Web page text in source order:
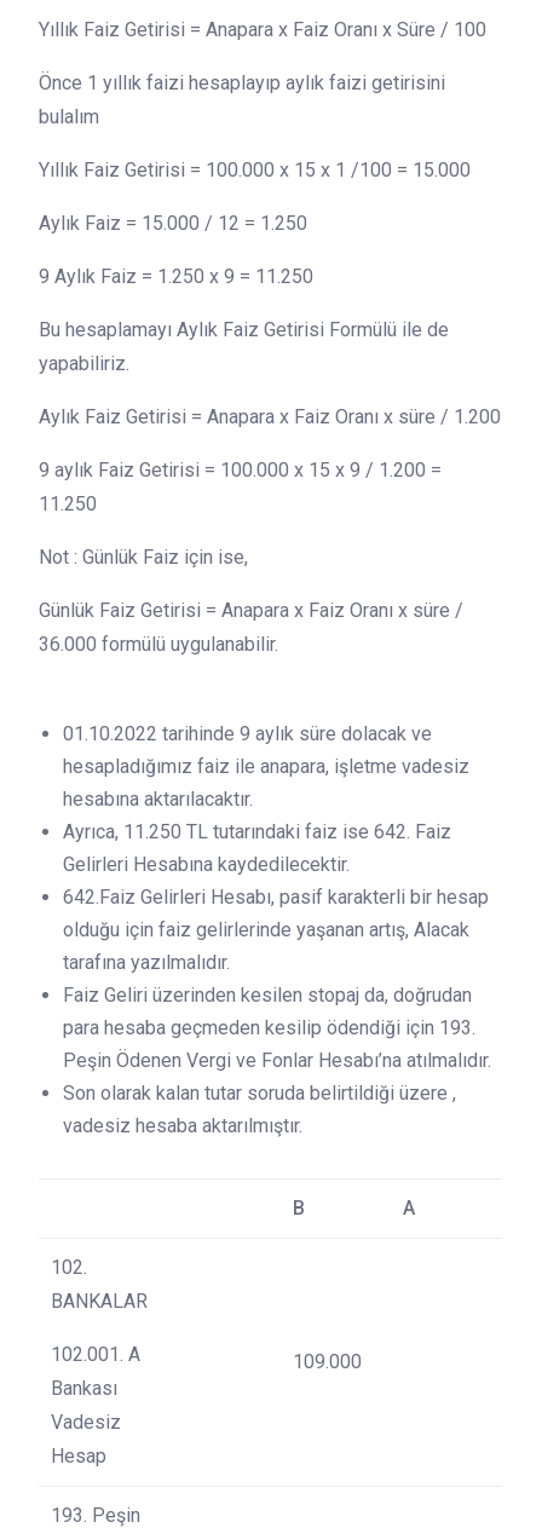
Yıllık Faiz Getirisi = Anapara x Faiz Oranı x Süre / 100
Önce 1 yıllık faizi hesaplayıp aylık faizi getirisini
bulalım
Yıllık Faiz Getirisi = 100.000 x 15 x 1 /100 = 15.000
Aylık Faiz = 15.000 / 12 = 1.250
9 Aylık Faiz = 1.250 x 9 = 11.250
Bu hesaplamayı Aylık Faiz Getirisi Formülü ile de
yapabiliriz.
Aylık Faiz Getirisi = Anapara x Faiz Oranı x süre / 1.200
9 aylık Faiz Getirisi = 100.000 x 15 x 9 / 1.200 =
11.250
Not : Günlük Faiz için ise,
Günlük Faiz Getirisi = Anapara x Faiz Oranı x süre /
36.000 formülü uygulanabilir.
01.10.2022 tarihinde 9 aylık süre dolacak ve
hesapladığımız faiz ile anapara, işletme vadesiz
hesabına aktarılacaktır.
Ayrıca, 11.250 TL tutarındaki faiz ise 642. Faiz
Gelirleri Hesabına kaydedilecektir.
642.Faiz Gelirleri Hesabı, pasif karakterli bir hesap
olduğu için faiz gelirlerinde yaşanan artış, Alacak
tarafına yazılmalıdır.
Faiz Geliri üzerinden kesilen stopaj da, doğrudan
para hesaba geçmeden kesilip ödendiği için 193.
Peşin Ödenen Vergi ve Fonlar Hesabı’na atılmalıdır.
Son olarak kalan tutar soruda belirtildiği üzere ,
vadesiz hesaba aktarılmıştır.
B A
102.
BANKALAR
102.001. A
Bankası
Vadesiz
Hesap
109.000
193. Peşin